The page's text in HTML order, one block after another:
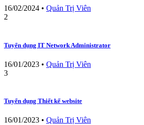
16/02/2024 • Quản Trị Viên
2
Tuyển dụng IT Network Administrator
16/01/2023 • Quản Trị Viên
3
Tuyển dụng Thiết kế website
16/01/2023 • Quản Trị Viên